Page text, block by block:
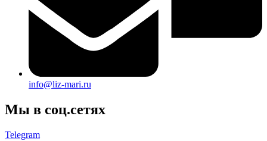
info@liz-mari.ru
Мы в соц.сетях
Telegram